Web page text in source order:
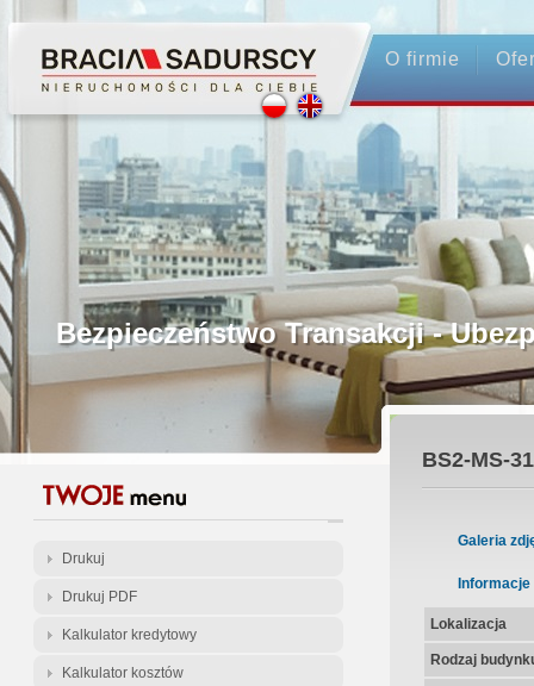
O firmie
Profesjonalne Pośrednictwo
Bezpieczeństwo Transakcji -
Licencjonowani Pośrednicy
Gwarancja Zwrotu Zadatku
Gratis - Przedwstępna Umowa
Drukuj
Drukuj PDF
Kalkulator kredytowy
Kalkulator kosztów
BS2-MS-
Galeria
Informacje
Lokalizacja
Rodzaj